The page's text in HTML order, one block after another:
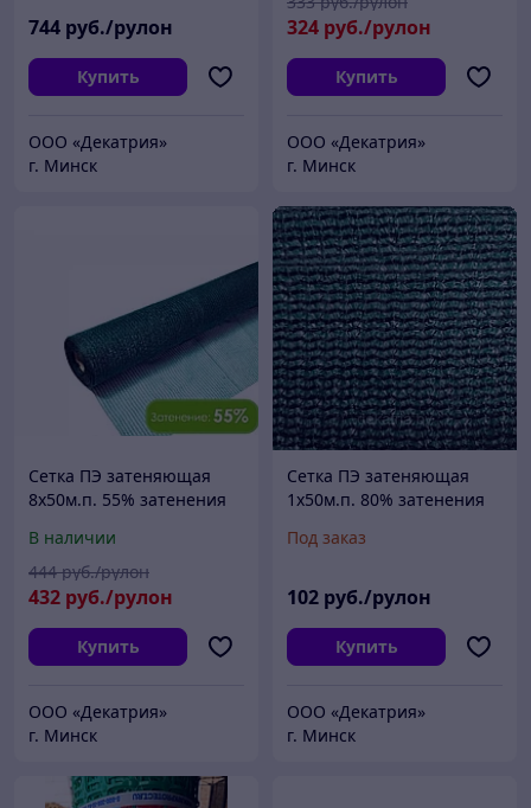
744 руб./рулон
Купить
ООО «Декатрия»
г. Минск
324 руб./рулон
Купить
ООО «Декатрия»
г. Минск
Сетка ПЭ затеняющая
8х50м.п. 55% затенения
В наличии
432 руб./рулон
444 руб./рулон
Купить
ООО «Декатрия»
г. Минск
Сетка ПЭ затеняющая
1х50м.п. 80% затенения
Под заказ
102 руб./рулон
Купить
ООО «Декатрия»
г. Минск